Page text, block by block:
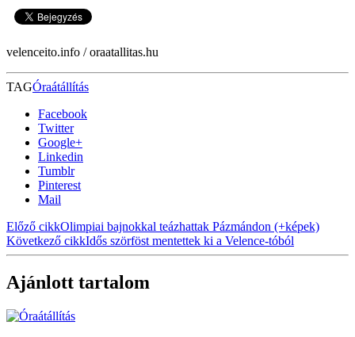
velenceito.info / oraatallitas.hu
TAGÓraátállítás
Facebook
Twitter
Google+
Linkedin
Tumblr
Pinterest
Mail
Előző cikkOlimpiai bajnokkal teázhattak Pázmándon (+képek)
Következő cikkIdős szörföst mentettek ki a Velence-tóból
Ajánlott tartalom